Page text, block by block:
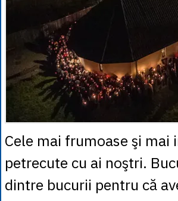
Cele mai frumoase şi
petrecute cu ai noştri.
dintre bucurii pentru că